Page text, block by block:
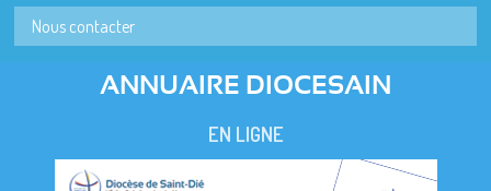
Nous contacter
ANNUAIRE DIOCESAIN
EN LIGNE